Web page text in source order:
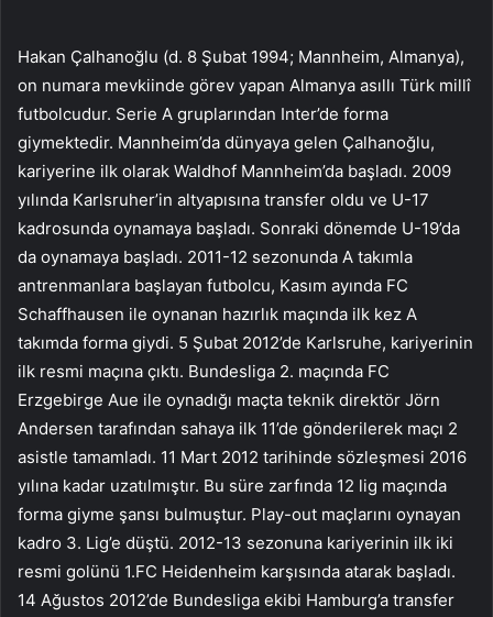
Hakan Çalhanoğlu (d. 8 Şubat 1994; Mannheim, Almanya),
on numara mevkiinde görev yapan Almanya asıllı Türk millî
futbolcudur. Serie A gruplarından Inter’de forma
giymektedir. Mannheim’da dünyaya gelen Çalhanoğlu,
kariyerine ilk olarak Waldhof Mannheim’da başladı. 2009
yılında Karlsruher’in altyapısına transfer oldu ve U-17
kadrosunda oynamaya başladı. Sonraki dönemde U-19’da
da oynamaya başladı. 2011-12 sezonunda A takımla
antrenmanlara başlayan futbolcu, Kasım ayında FC
Schaffhausen ile oynanan hazırlık maçında ilk kez A
takımda forma giydi. 5 Şubat 2012’de Karlsruhe, kariyerinin
ilk resmi maçına çıktı. Bundesliga 2. maçında FC
Erzgebirge Aue ile oynadığı maçta teknik direktör Jörn
Andersen tarafından sahaya ilk 11’de gönderilerek maçı 2
asistle tamamladı. 11 Mart 2012 tarihinde sözleşmesi 2016
yılına kadar uzatılmıştır. Bu süre zarfında 12 lig maçında
forma giyme şansı bulmuştur. Play-out maçlarını oynayan
kadro 3. Lig’e düştü. 2012-13 sezonuna kariyerinin ilk iki
resmi golünü 1.FC Heidenheim karşısında atarak başladı.
14 Ağustos 2012’de Bundesliga ekibi Hamburg’a transfer